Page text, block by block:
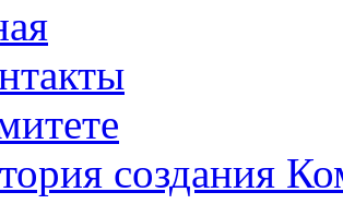
создания